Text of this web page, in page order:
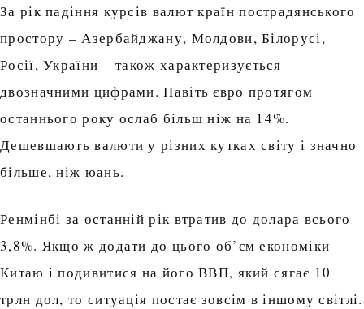
За рік падіння курсів валют країн пострадянського
простору – Азербайджану, Молдови, Білорусі,
Росії, України – також характеризується
двозначними цифрами. Навіть євро протягом
останнього року ослаб більш ніж на 14%.
Дешевшають валюти у різних кутках світу і значно
більше, ніж юань.
Ренмінбі за останній рік втратив до долара всього
3,8%. Якщо ж додати до цього об’єм економіки
Китаю і подивитися на його ВВП, який сягає 10
трлн дол, то ситуація постає зовсім в іншому світлі.